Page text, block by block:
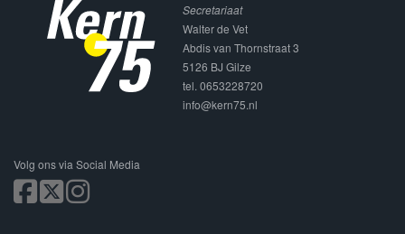
Secretariaat
Walter de Vet
Abdis van Thornstraat 3
5126 BJ Gilze
tel. 0653228720
info@kern75.nl
Volg ons via Social Media